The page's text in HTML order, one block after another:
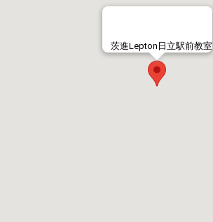
茨進Lepton日立駅前教室